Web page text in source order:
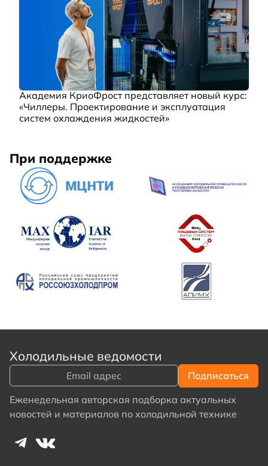
Академия КриоФрост представляет новый курс:
«Чиллеры. Проектирование и эксплуатация
систем охлаждения жидкостей»
При поддержке
Холодильные ведомости
Еженедельная авторская подборка актуальных
новостей и материалов по холодильной технике